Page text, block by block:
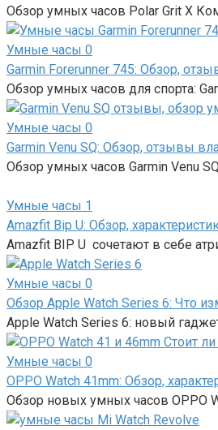
Обзор умных часов Polar Grit X
Умные часы 0
Garmin Forerunner 745: Обзор,
Обзор умных часов для спорта:
Умные часы 0
Garmin Venu SQ: Обзор, отзывы
Обзор умных часов Garmin Venu
Умные часы 1
Amazfit Bip U: Обзор,
Amazfit BIP U сочетают в себе
Умные часы 0
Обзор Apple Watch Series 6: Что
Apple Watch Series 6: новый
Умные часы 0
OPPO Watch 41mm: Обзор,
Обзор новых умных часов OPPO